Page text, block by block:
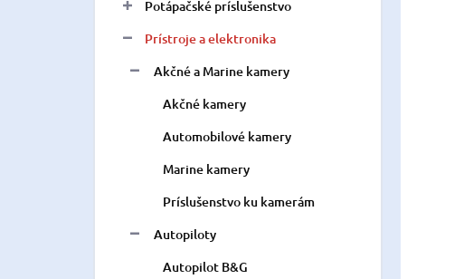
Potápačské príslušenstvo
Prístroje a elektronika
Akčné a Marine kamery
Akčné kamery
Automobilové kamery
Marine kamery
Príslušenstvo ku kamerám
Autopiloty
Autopilot B&G